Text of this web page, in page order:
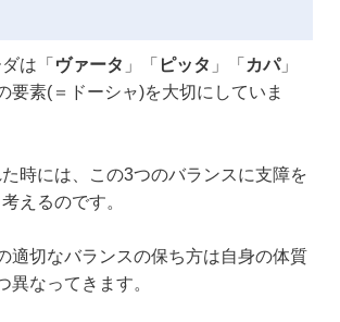
は「 ヴァータ 」「 ピッタ 」「 カパ」
要素(＝ドーシャ)を大切にしていま
時には、この3つのバランスに支障を
えるのです。
適切なバランスの保ち方は自身の体質
異なってきます。